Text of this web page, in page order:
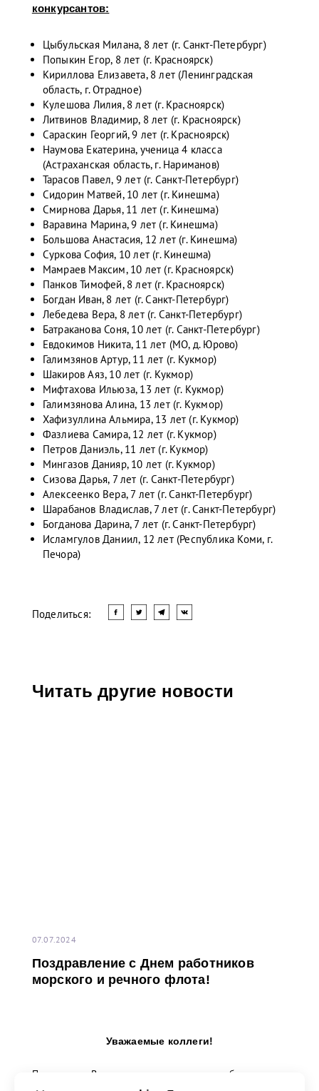
конкурсантов:
Цыбульская Милана, 8 лет (г. Санкт-Петербург)
Попыкин Егор, 8 лет (г. Красноярск)
Кириллова Елизавета, 8 лет (Ленинградская
область, г. Отрадное)
Кулешова Лилия, 8 лет (г. Красноярск)
Литвинов Владимир, 8 лет (г. Красноярск)
Сараскин Георгий, 9 лет (г. Красноярск)
Наумова Екатерина, ученица 4 класса
(Астраханская область, г. Нариманов)
Тарасов Павел, 9 лет (г. Санкт-Петербург)
Сидорин Матвей, 10 лет (г. Кинешма)
Смирнова Дарья, 11 лет (г. Кинешма)
Варавина Марина, 9 лет (г. Кинешма)
Большова Анастасия, 12 лет (г. Кинешма)
Суркова София, 10 лет (г. Кинешма)
Мамраев Максим, 10 лет (г. Красноярск)
Панков Тимофей, 8 лет (г. Красноярск)
Богдан Иван, 8 лет (г. Санкт-Петербург)
Лебедева Вера, 8 лет (г. Санкт-Петербург)
Батраканова Соня, 10 лет (г. Санкт-Петербург)
Евдокимов Никита, 11 лет (МО, д. Юрово)
Галимзянов Артур, 11 лет (г. Кукмор)
Шакиров Аяз, 10 лет (г. Кукмор)
Мифтахова Ильюза, 13 лет (г. Кукмор)
Галимзянова Алина, 13 лет (г. Кукмор)
Хафизуллина Альмира, 13 лет (г. Кукмор)
Фазлиева Самира, 12 лет (г. Кукмор)
Петров Даниэль, 11 лет (г. Кукмор)
Мингазов Данияр, 10 лет (г. Кукмор)
Сизова Дарья, 7 лет (г. Санкт-Петербург)
Алексеенко Вера, 7 лет (г. Санкт-Петербург)
Шарабанов Владислав, 7 лет (г. Санкт-Петербург)
Богданова Дарина, 7 лет (г. Санкт-Петербург)
Исламгулов Даниил, 12 лет (Республика Коми, г.
Печора)
Поделиться:
Читать другие новости
07.07.2024
Поздравление с Днем работников
морского и речного флота!
Уважаемые коллеги!
Поздравляю Вас, всех тех, кто трудится на благо